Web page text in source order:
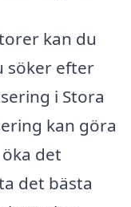
kan du
söker efter
i Stora
kan göra
det
det bästa